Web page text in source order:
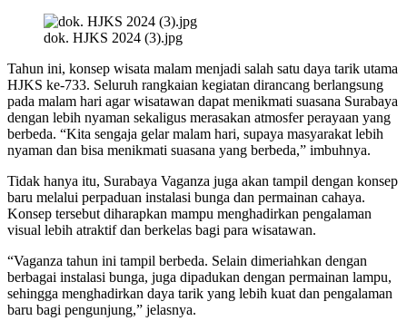
dok. HJKS 2024 (3).jpg
Tahun ini, konsep wisata malam menjadi salah satu daya tarik utama
HJKS ke-733. Seluruh rangkaian kegiatan dirancang berlangsung
pada malam hari agar wisatawan dapat menikmati suasana Surabaya
dengan lebih nyaman sekaligus merasakan atmosfer perayaan yang
berbeda. “Kita sengaja gelar malam hari, supaya masyarakat lebih
nyaman dan bisa menikmati suasana yang berbeda,” imbuhnya.
Tidak hanya itu, Surabaya Vaganza juga akan tampil dengan konsep
baru melalui perpaduan instalasi bunga dan permainan cahaya.
Konsep tersebut diharapkan mampu menghadirkan pengalaman
visual lebih atraktif dan berkelas bagi para wisatawan.
“Vaganza tahun ini tampil berbeda. Selain dimeriahkan dengan
berbagai instalasi bunga, juga dipadukan dengan permainan lampu,
sehingga menghadirkan daya tarik yang lebih kuat dan pengalaman
baru bagi pengunjung,” jelasnya.